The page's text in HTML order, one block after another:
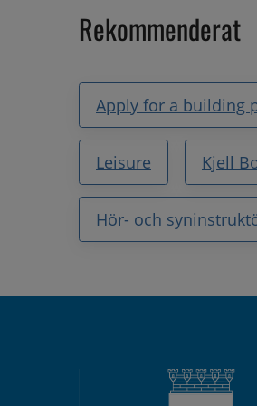
Rekommenderat
Apply for a building
Leisure Kjell
Hör- och